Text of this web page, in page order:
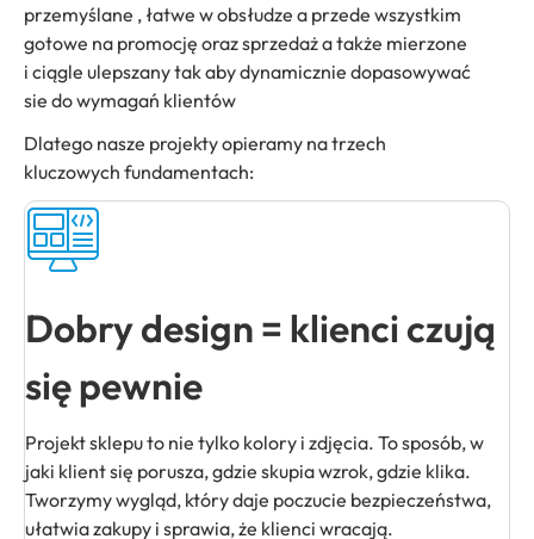
przemyślane , łatwe w obsłudze a przede wszystkim
gotowe na promocję oraz sprzedaż a także mierzone
i ciągle ulepszany tak aby dynamicznie dopasowywać
sie do wymagań klientów
Dlatego nasze projekty opieramy na trzech
kluczowych fundamentach:
Dobry design = klienci czują
się pewnie
Projekt sklepu to nie tylko kolory i zdjęcia. To sposób, w
jaki klient się porusza, gdzie skupia wzrok, gdzie klika.
Tworzymy wygląd, który daje poczucie bezpieczeństwa,
ułatwia zakupy i sprawia, że klienci wracają.